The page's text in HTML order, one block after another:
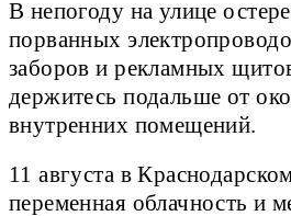
В непогоду на улице
порванных
заборов и рекламных
держитесь подальше от
внутренних помещений.
11 августа в
переменная облачность и